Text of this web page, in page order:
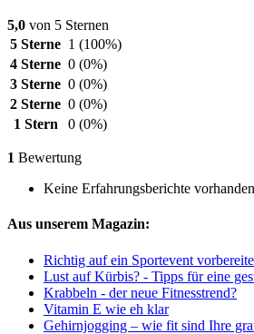
5,0 von 5 Sternen
5 Sterne 1 (100%)
4 Sterne 0 (0%)
3 Sterne 0 (0%)
2 Sterne 0 (0%)
1 Stern
0 (0%)
1 Bewertung
Keine Erfahrungsberichte
Aus unserem Magazin:
Richtig auf ein Sportevent
Lust auf Kürbis? - Tipps für eine
Krabbeln - der neue Fitnesstrend?
Vitamin E wie eh klar
Gehirnjogging – wie fit sind Ihre